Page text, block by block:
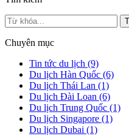
Chuyên mục
Tin tức du lịch (9)
Du lịch Hàn Quốc (6)
Du lịch Thái Lan (1)
Du lịch Đài Loan (6)
Du lịch Trung Quốc (1)
Du lịch Singapore (1)
Du lịch Dubai (1)